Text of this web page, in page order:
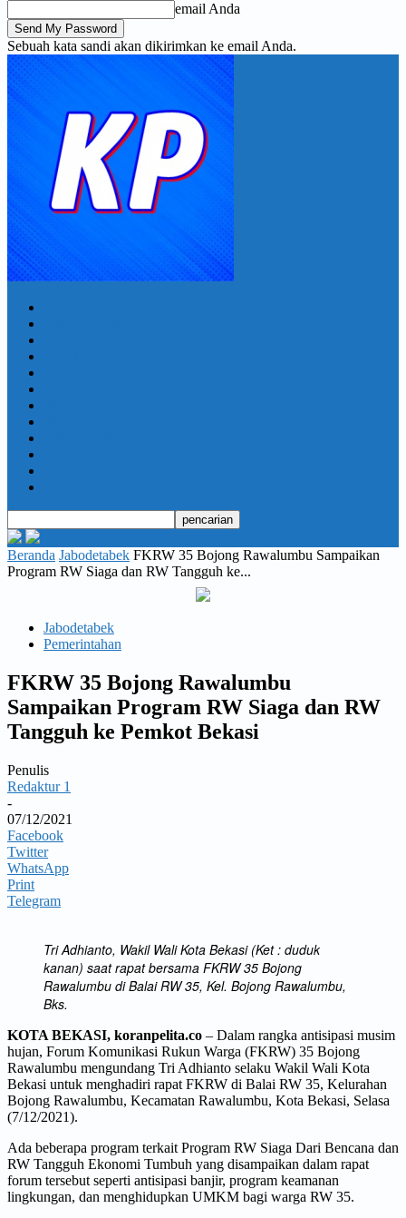
email Anda
Sebuah kata sandi akan dikirimkan ke email Anda.
Beranda Jabodetabek FKRW 35 Bojong Rawalumbu Sampaikan
Program RW Siaga dan RW Tangguh ke...
Jabodetabek
Pemerintahan
FKRW 35 Bojong Rawalumbu
Sampaikan Program RW Siaga dan RW
Tangguh ke Pemkot Bekasi
Penulis
Redaktur 1
-
07/12/2021
Facebook
Twitter
WhatsApp
Print
Telegram
Tri Adhianto, Wakil Wali Kota Bekasi (Ket : duduk
kanan) saat rapat bersama FKRW 35 Bojong
Rawalumbu di Balai RW 35, Kel. Bojong Rawalumbu,
Bks.
KOTA BEKASI, koranpelita.co – Dalam rangka antisipasi musim
hujan, Forum Komunikasi Rukun Warga (FKRW) 35 Bojong
Rawalumbu mengundang Tri Adhianto selaku Wakil Wali Kota
Bekasi untuk menghadiri rapat FKRW di Balai RW 35, Kelurahan
Bojong Rawalumbu, Kecamatan Rawalumbu, Kota Bekasi, Selasa
(7/12/2021).
Ada beberapa program terkait Program RW Siaga Dari Bencana dan
RW Tangguh Ekonomi Tumbuh yang disampaikan dalam rapat
forum tersebut seperti antisipasi banjir, program keamanan
lingkungan, dan menghidupkan UMKM bagi warga RW 35.